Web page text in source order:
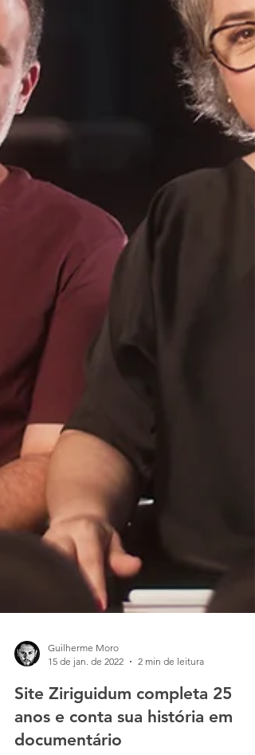
15 de jan. de 2022
2 min de leitura
Site Ziriguidum completa 25
anos e conta sua história em